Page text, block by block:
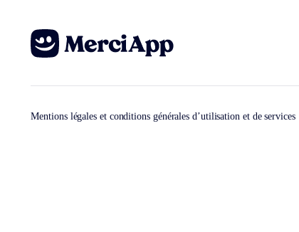
Mentions légales et conditions générales d’utilisation et de services